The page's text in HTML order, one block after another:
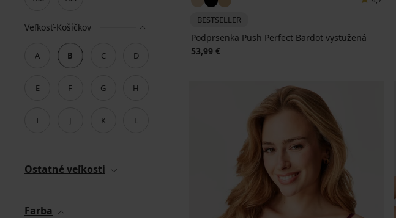
Veľkosť-Košíčkov
A B C D
E F G H
I J K L
Ostatné veľkosti
Farba
BESTSELLER
Podprsenka Push Perfect Bardot vystužená
53,99 €